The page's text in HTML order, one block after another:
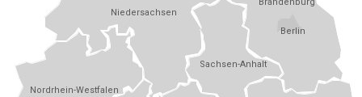
Berlin
Niedersachsen
Sachsen-Anhalt
Nordrhein-Westfalen